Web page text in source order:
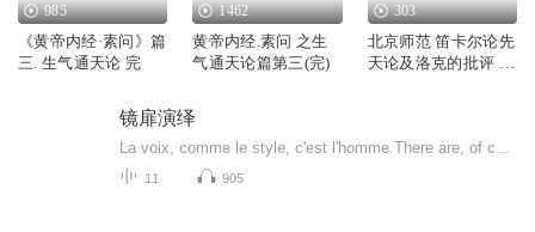
985
《黄帝内经·素问》篇
三. 生气通天论 完
1462
黄帝内经.素问 之生
气通天论篇第三(完)
303
北京师范 笛卡尔论先
天论及洛克的批评 拉
镜扉演绎
11 905